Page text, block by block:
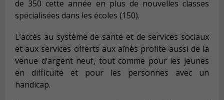
de 350 cette année en plus de nouvelles classes
spécialisées dans les écoles (150).
L’accès au système de santé et de services sociaux
et aux services offerts aux aînés profite aussi de la
venue d’argent neuf, tout comme pour les jeunes
en difficulté et pour les personnes avec un
handicap.